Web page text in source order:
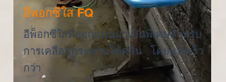
อีพอกซีใส FQ
อีพ็อกซีใสที่ออกแบบมาเป็นพิเศษสำหรับ
การเคลือบกระดานโต้คลื่น โดยแห้งเร็ว
กว่า